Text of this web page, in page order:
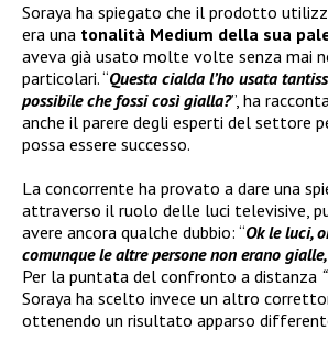
Soraya ha spiegato che il prodotto
era una tonalità Medium della sua
aveva già usato molte volte senza mai
particolari. “Questa cialda l’ho usata
possibile che fossi così gialla?”, ha
anche il parere degli esperti del settore
possa essere successo.
La concorrente ha provato a dare una
attraverso il ruolo delle luci televisive,
avere ancora qualche dubbio: “Ok le luci,
comunque le altre persone non erano
Per la puntata del confronto a distanza
Soraya ha scelto invece un altro
ottenendo un risultato apparso